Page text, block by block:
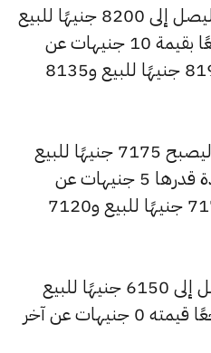
سجل سعر عيار 24 ارتفاعًا ليصل إلى 8200 جنيهًا للبيع
و8145 جنيهًا للشراء، مرتفعًا بقيمة 10 جنيهات عن
السعر السابق الذي كان 8195 جنيهًا للبيع و8135
وشهد سعر عيار 21 ارتفاعًا ليصبح 7175 جنيهًا للبيع
و7125 جنيهًا للشراء، بزيادة قدرها 5 جنيهات عن
السعر السابق الذي بلغ 7170 جنيهًا للبيع و7120
وانخفض سعر عيار 18 ليصل إلى 6150 جنيهًا للبيع
و6105 جنيهًا للشراء، بتراجعًا قيمته 0 جنيهات عن آخر